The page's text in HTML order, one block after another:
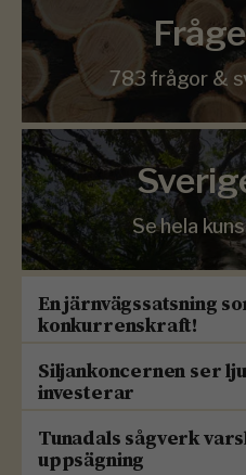
783 frågor &
Se hela
En järnvägssatsning
konkurrenskraft!
Siljankoncernen ser
investerar
Tunadals sågverk
uppsägning